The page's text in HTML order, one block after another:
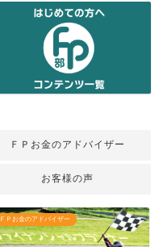
ＦＰお金のアドバイザー
お客様の声
ＦＰお金のアドバイザー